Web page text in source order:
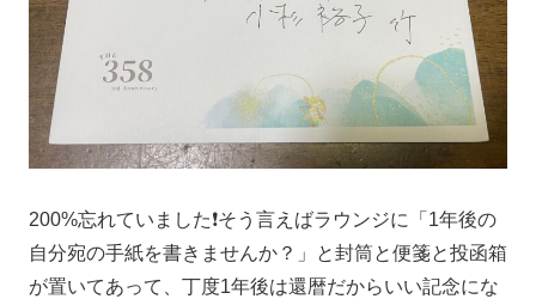
200%忘れていました❗️そう言えばラウンジに「1年後の
自分宛の手紙を書きませんか？」と封筒と便箋と投函箱
が置いてあって、丁度1年後は還暦だからいい記念にな